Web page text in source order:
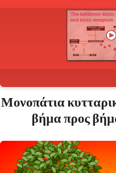
Μονοπάτια
βήμα προς